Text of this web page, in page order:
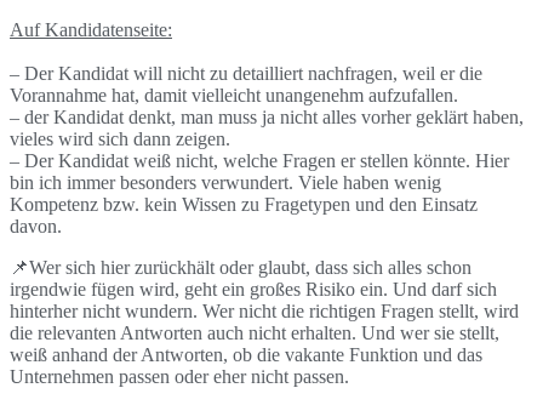
Auf Kandidatenseite:
– Der Kandidat will nicht zu detailliert nachfragen, weil er die
Vorannahme hat, damit vielleicht unangenehm aufzufallen.
– der Kandidat denkt, man muss ja nicht alles vorher geklärt haben,
vieles wird sich dann zeigen.
– Der Kandidat weiß nicht, welche Fragen er stellen könnte. Hier
bin ich immer besonders verwundert. Viele haben wenig
Kompetenz bzw. kein Wissen zu Fragetypen und den Einsatz
davon.
📌Wer sich hier zurückhält oder glaubt, dass sich alles schon
irgendwie fügen wird, geht ein großes Risiko ein. Und darf sich
hinterher nicht wundern. Wer nicht die richtigen Fragen stellt, wird
die relevanten Antworten auch nicht erhalten. Und wer sie stellt,
weiß anhand der Antworten, ob die vakante Funktion und das
Unternehmen passen oder eher nicht passen.